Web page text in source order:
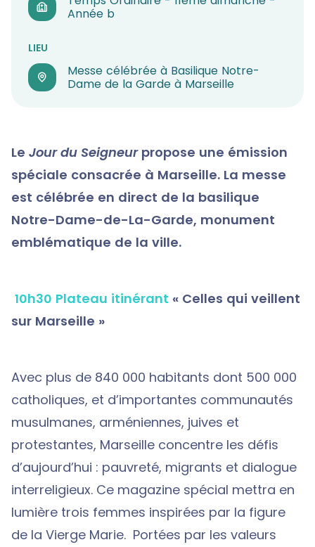
Année b
LIEU
Messe célébrée à Basilique Notre-
Dame de la Garde à Marseille
Le Jour du Seigneurpropose une émission
spéciale consacrée à Marseille. La messe
est célébrée en direct de la basilique
Notre-Dame-de-La-Garde, monument
emblématique de la ville.
10h30 Plateau itinérant « Celles qui veillent
sur Marseille »
Avec plus de 840 000 habitants dont 500 000
catholiques, et d’importantes communautés
musulmanes, arméniennes, juives et
protestantes, Marseille concentre les défis
d’aujourd’hui : pauvreté, migrants et dialogue
interreligieux. Ce magazine spécial mettra en
lumière trois femmes inspirées par la figure
de la Vierge Marie. Portées par les valeurs